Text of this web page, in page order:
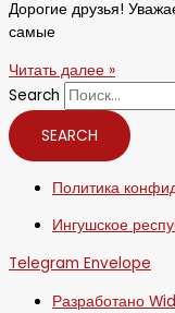
Дорогие друзья!
самые
Читать далее »
Search
SEARCH
Политика
Ингушское
Telegram Envelope
Разработано